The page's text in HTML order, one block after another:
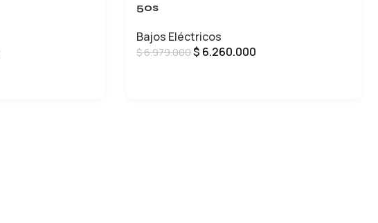
50s
Bajos Eléctricos
$6.979.000$ 6.260.000